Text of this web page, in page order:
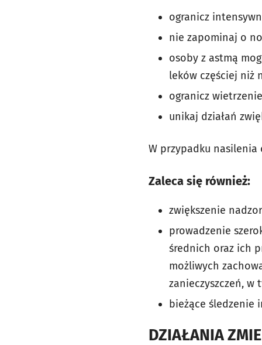
ogranicz
nie zapominaj o
osoby z astmą
leków częściej niż
ogranicz
unikaj działań
W przypadku
Zaleca się również:
zwiększenie
prowadzenie
średnich oraz ich
możliwych
zanieczyszczeń, w
bieżące śledzenie
DZIAŁANIA